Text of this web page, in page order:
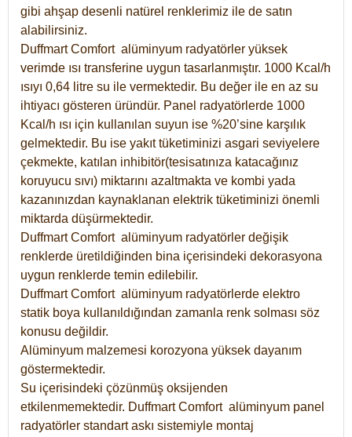
gibi ahşap desenli natürel renklerimiz ile de satın
alabilirsiniz.
Duffmart Comfort alüminyum radyatörler yüksek
verimde ısı transferine uygun tasarlanmıştır. 1000 Kcal/h
ısıyı 0,64 litre su ile vermektedir. Bu değer ile en az su
ihtiyacı gösteren üründür. Panel radyatörlerde 1000
Kcal/h ısı için kullanılan suyun ise %20’sine karşılık
gelmektedir. Bu ise yakıt tüketiminizi asgari seviyelere
çekmekte, katılan inhibitör(tesisatınıza katacağınız
koruyucu sıvı) miktarını azaltmakta ve kombi yada
kazanınızdan kaynaklanan elektrik tüketiminizi önemli
miktarda düşürmektedir.
Duffmart Comfort alüminyum radyatörler değişik
renklerde üretildiğinden bina içerisindeki dekorasyona
uygun renklerde temin edilebilir.
DuffmartComfort alüminyum radyatörlerde elektro
statik boya kullanıldığından zamanla renk solması söz
konusu değildir.
Alüminyum malzemesi korozyona yüksek dayanım
göstermektedir.
Su içerisindeki çözünmüş oksijenden
etkilenmemektedir. DuffmartComfort alüminyum panel
radyatörler standart askı sistemiyle montaj